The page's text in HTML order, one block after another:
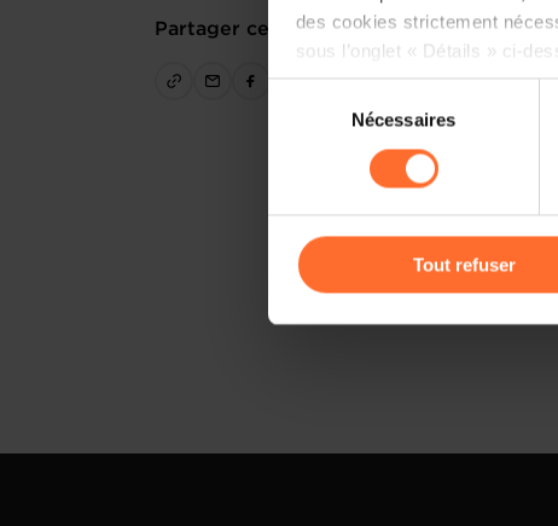
des cookies strictement
sous l’onglet « Détails » ci-
Il est précisé que la
cas de refus de tous les
gauche de chaque page.
consentement
Nécessaires
Tout refuser
Partager cet article